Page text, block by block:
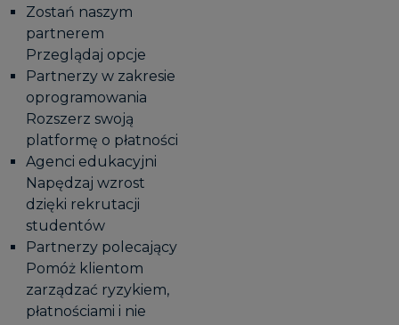
Zostań naszym
partnerem
Przeglądaj opcje
Partnerzy w zakresie
oprogramowania
Rozszerz swoją
platformę o płatności
Agenci edukacyjni
Napędzaj wzrost
dzięki rekrutacji
studentów
Partnerzy polecający
Pomóż klientom
zarządzać ryzykiem,
płatnościami i nie